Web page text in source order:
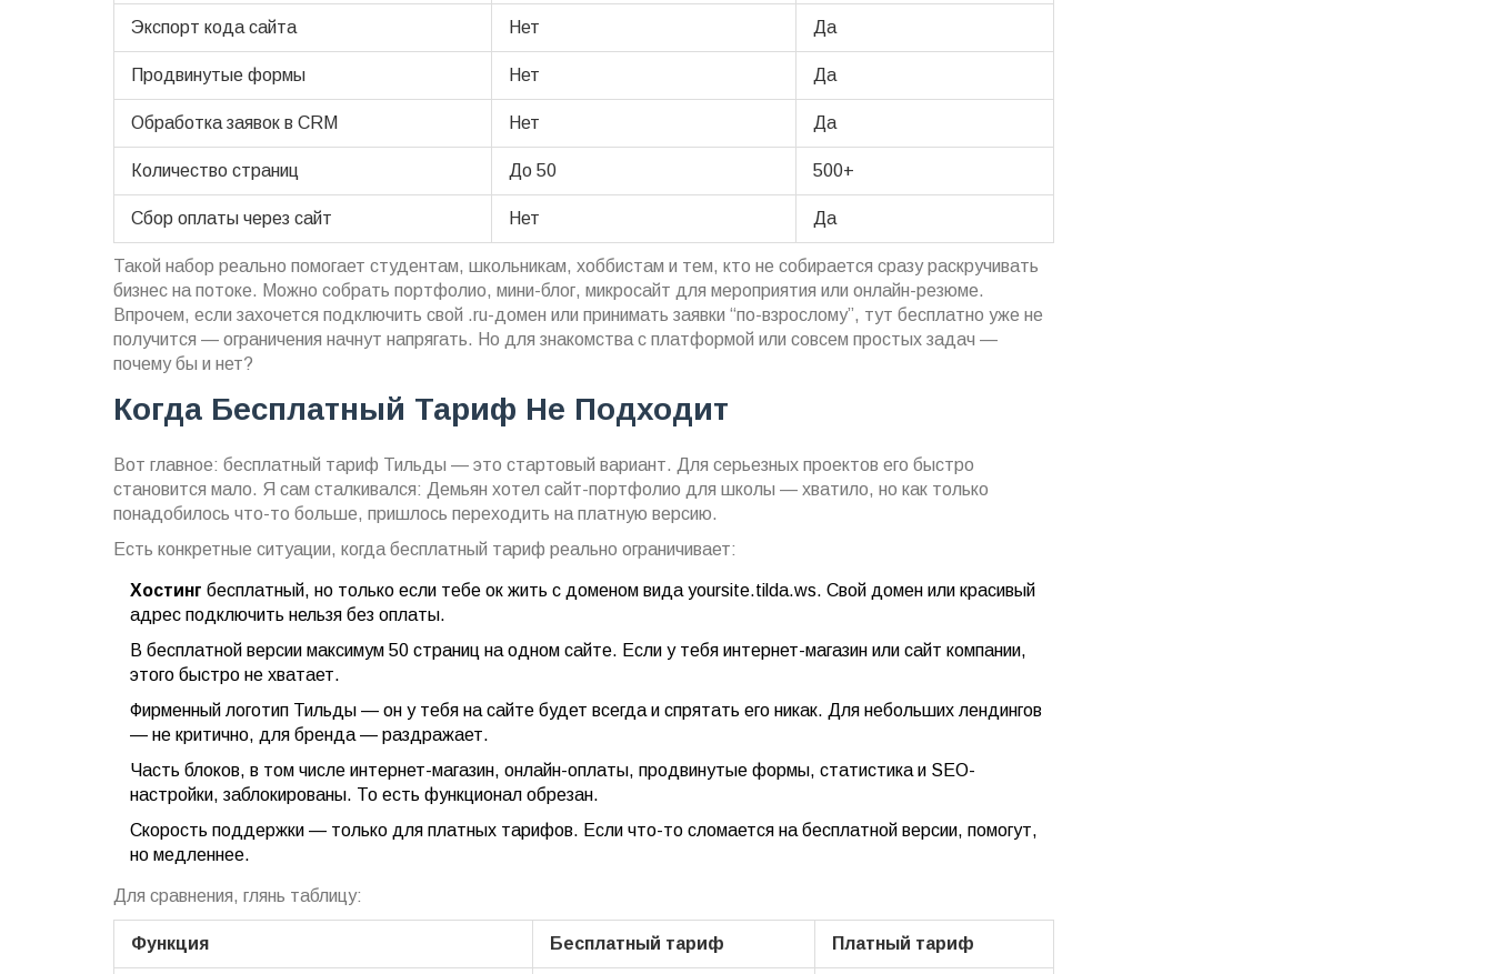
Экспорт кода сайта Нет Да
Продвинутые формы Нет Да
Обработка заявок в CRM Нет Да
Количество страниц До 50 500+
Сбор оплаты через сайт Нет Да
Такой набор реально помогает студентам, школьникам, хоббистам и тем, кто не собирается сразу раскручивать
бизнес на потоке. Можно собрать портфолио, мини-блог, микросайт для мероприятия или онлайн-резюме.
Впрочем, если захочется подключить свой .ru-домен или принимать заявки “по-взрослому”, тут бесплатно уже не
получится — ограничения начнут напрягать. Но для знакомства с платформой или совсем простых задач —
почему бы и нет?
Когда Бесплатный Тариф Не Подходит
Вот главное: бесплатный тариф Тильды — это стартовый вариант. Для серьезных проектов его быстро
становится мало. Я сам сталкивался: Демьян хотел сайт-портфолио для школы — хватило, но как только
понадобилось что-то больше, пришлось переходить на платную версию.
Есть конкретные ситуации, когда бесплатный тариф реально ограничивает:
Хостинг бесплатный, но только если тебе ок жить с доменом вида yoursite.tilda.ws. Свой домен или красивый
адрес подключить нельзя без оплаты.
В бесплатной версии максимум 50 страниц на одном сайте. Если у тебя интернет-магазин или сайт компании,
этого быстро не хватает.
Фирменный логотип Тильды — он у тебя на сайте будет всегда и спрятать его никак. Для небольших лендингов
— не критично, для бренда — раздражает.
Часть блоков, в том числе интернет-магазин, онлайн-оплаты, продвинутые формы, статистика и SEO-
настройки, заблокированы. То есть функционал обрезан.
Скорость поддержки — только для платных тарифов. Если что-то сломается на бесплатной версии, помогут,
но медленнее.
Для сравнения, глянь таблицу:
Функция Бесплатный тариф Платный тариф